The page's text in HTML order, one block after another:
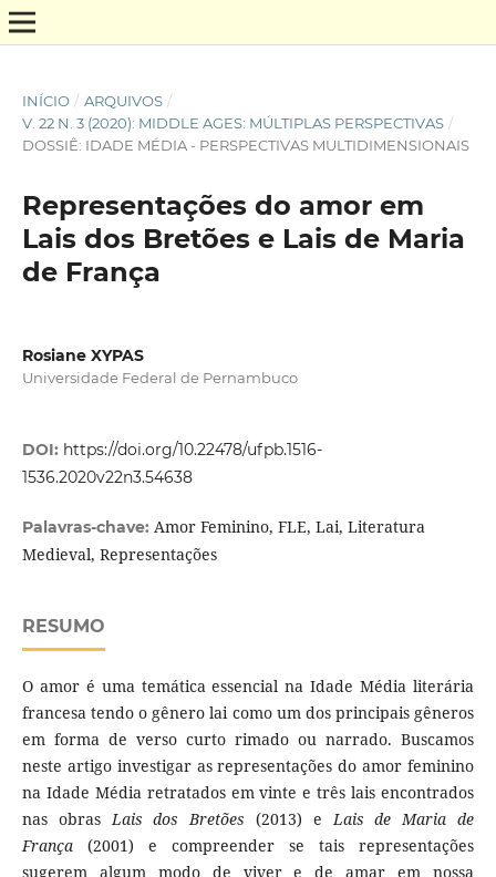
INÍCIO / ARQUIVOS /
V. 22 N. 3 (2020): MIDDLE AGES: MÚLTIPLAS PERSPECTIVAS /
DOSSIÊ: IDADE MÉDIA - PERSPECTIVAS MULTIDIMENSIONAIS
Representações do amor em
Lais dos Bretões e Lais de Maria
de França
Rosiane XYPAS
Universidade Federal de Pernambuco
DOI: https://doi.org/10.22478/ufpb.1516-
1536.2020v22n3.54638
Palavras-chave: Amor Feminino, FLE, Lai, Literatura
Medieval, Representações
RESUMO
O amor é uma temática essencial na Idade Média literária
francesa tendo o gênero lai como um dos principais gêneros
em forma de verso curto rimado ou narrado. Buscamos
neste artigo investigar as representações do amor feminino
na Idade Média retratados em vinte e três lais encontrados
nas obrasLais dos Bretões (2013) eLais de Maria de
França(2001) e compreender se tais representações
sugerem algum modo de viver e de amar em nossa